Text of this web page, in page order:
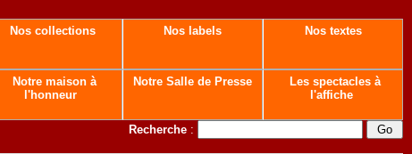
Nos collections Nos labels Nos textes
Notre maison à
l'honneur
Notre Salle de Presse
Les spectacles à
l'affiche
Recherche :